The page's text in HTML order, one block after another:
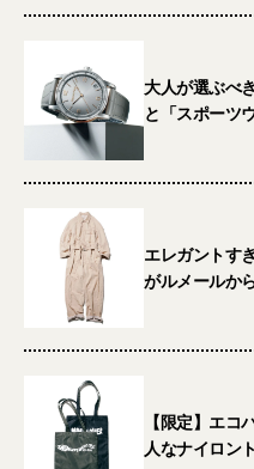
大人が選ぶべ
と「スポーツ
エレガントす
がルメールか
【限定】エコ
人なナイロン